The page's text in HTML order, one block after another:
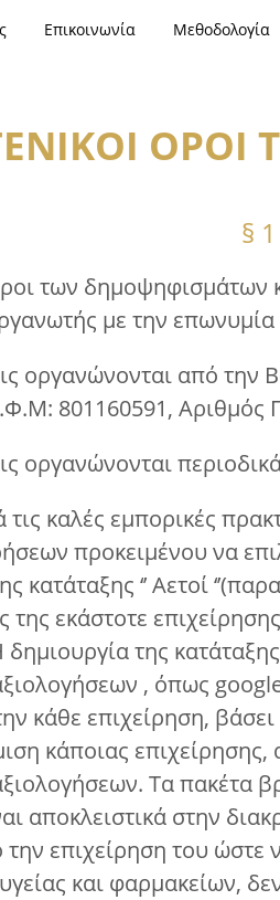
Επικοινωνία Μεθοδολογία
§
των δημοψηφισμάτων
με την επωνυμία
οργανώνονται από
801160591, Αριθμός
οργανώνονται
καλές εμπορικές
προκειμένου να
κατάταξης ‘’ Αετοί
της εκάστοτε
της κατάταξης
, όπως
κάθε επιχείρηση,
κάποιας
Τα πακέτα
αποκλειστικά στην
την επιχείρηση του ώστε
και φαρμακείων,